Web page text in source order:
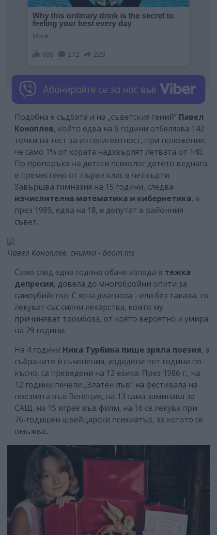
Подобна е съдбата и на „съветския гений” Павел
Коноплев, който едва на 6 години отбелязва 142
точки на тест за интелигентност, при положение,
че само 1% от хората надхвърлят летвата от 140.
По препоръка на детски психолог детето веднага
е преместено от първи клас в четвърти.
Завършва гимназия на 15 години, следва
изчислителна математика и кибернетика, а
през 1989, едва на 18, е депутат в районния
съвет.
Павел Коноплев, снимка - boom.ms
Само след една година обаче изпада в тежка
депресия, довела до многобройни опити за
самоубийство. С ясна диагноза - или без такава, го
лекуват със силни лекарства, които му
причиняват тромбоза, от която вероятно и умира
на 29 години.
На 4 години Ника Турбина пише зряла поезия, а
събраните ѝ съченения, издадени пет години по-
късно, са преведени на 12 езика. През 1986 г., на
12 години печели „Златен лъв” на фестивала на
поезията във Венеция, на 13 сама заминава за
САЩ, на 15 играе във филм, на 16 се лекува при
76-годишен швейцарски психиатър, за когото се
омъжва...